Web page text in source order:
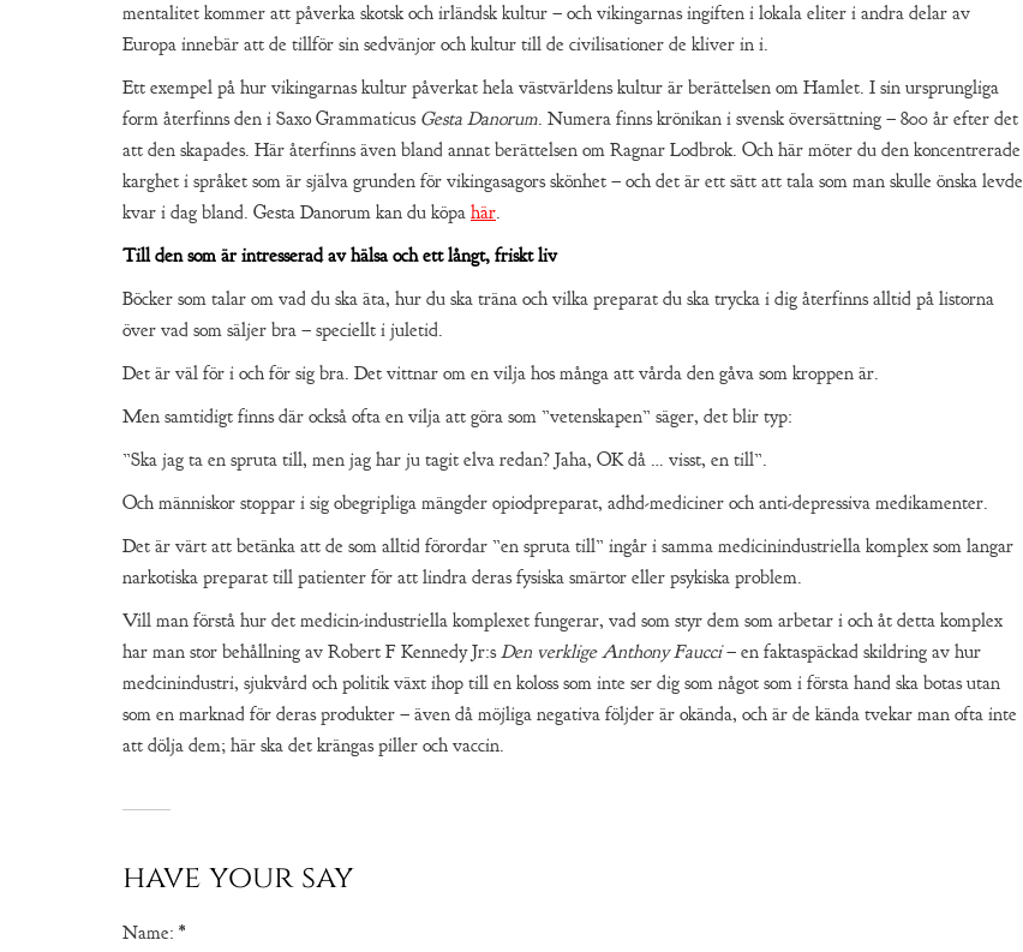
mentalitet kommer att påverka skotsk och irländsk kultur – och vikingarnas ingiften i lokala eliter i andra delar av
Europa innebär att de tillför sin sedvänjor och kultur till de civilisationer de kliver in i.
Ett exempel på hur vikingarnas kultur påverkat hela västvärldens kultur är berättelsen om Hamlet. I sin ursprungliga
form återfinns den i Saxo Grammaticus Gesta Danorum. Numera finns krönikan i svensk översättning – 800 år efter det
att den skapades. Här återfinns även bland annat berättelsen om Ragnar Lodbrok. Och här möter du den koncentrerade
karghet i språket som är själva grunden för vikingasagors skönhet – och det är ett sätt att tala som man skulle önska levde
kvar i dag bland. Gesta Danorum kan du köpa här.
Till den som är intresserad av hälsa och ett långt, friskt liv
Böcker som talar om vad du ska äta, hur du ska träna och vilka preparat du ska trycka i dig återfinns alltid på listorna
över vad som säljer bra – speciellt i juletid.
Det är väl för i och för sig bra. Det vittnar om en vilja hos många att vårda den gåva som kroppen är.
Men samtidigt finns där också ofta en vilja att göra som ”vetenskapen” säger, det blir typ:
”Ska jag ta en spruta till, men jag har ju tagit elva redan? Jaha, OK då … visst, en till”.
Och människor stoppar i sig obegripliga mängder opiodpreparat, adhd-mediciner och anti-depressiva medikamenter.
Det är värt att betänka att de som alltid förordar ”en spruta till” ingår i samma medicinindustriella komplex som langar
narkotiska preparat till patienter för att lindra deras fysiska smärtor eller psykiska problem.
Vill man förstå hur det medicin-industriella komplexet fungerar, vad som styr dem som arbetar i och åt detta komplex
har man stor behållning av Robert F Kennedy Jr:sDen verklige Anthony Faucci– en faktaspäckad skildring av hur
medcinindustri, sjukvård och politik växt ihop till en koloss som inte ser dig som något som i första hand ska botas utan
som en marknad för deras produkter – även då möjliga negativa följder är okända, och är de kända tvekar man ofta inte
att dölja dem; här ska det krängas piller och vaccin.
have your say
Name: *